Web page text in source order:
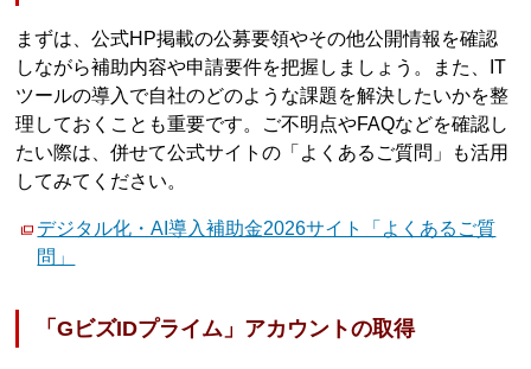
まずは、公式HP掲載の公募要領やその他公開情報を確認
しながら補助内容や申請要件を把握しましょう。また、IT
ツールの導入で自社のどのような課題を解決したいかを整
理しておくことも重要です。ご不明点やFAQなどを確認し
たい際は、併せて公式サイトの「よくあるご質問」も活用
してみてください。
デジタル化・AI導入補助金2026サイト「よくあるご質
問」
「GビズIDプライム」アカウントの取得